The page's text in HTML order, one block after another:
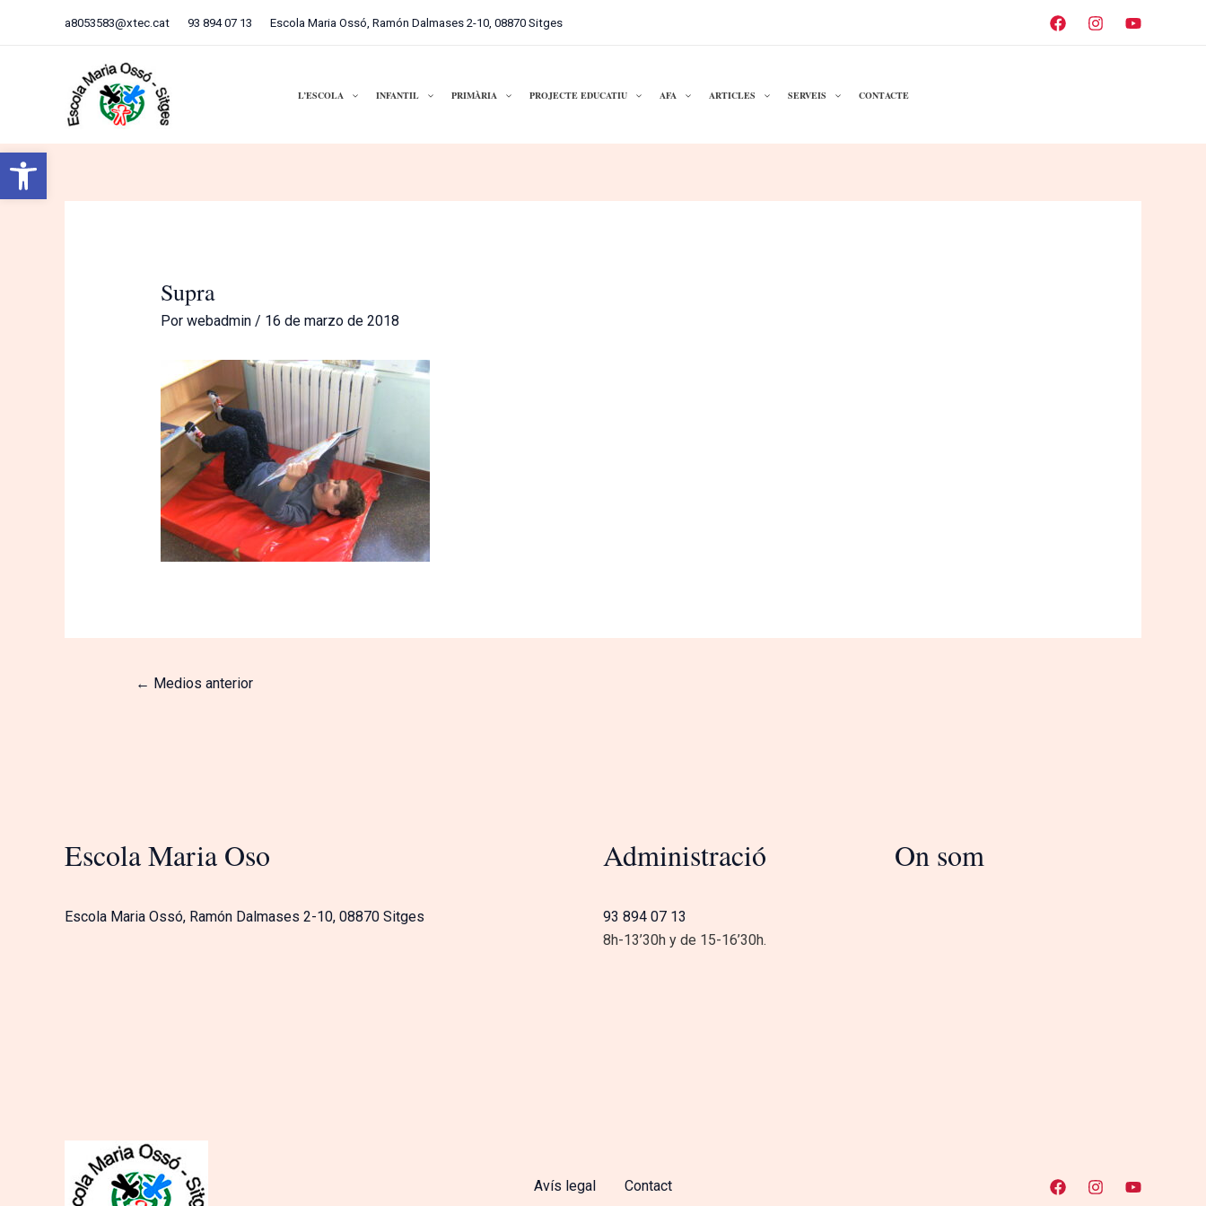
Abrir barra de herramientas
a8053583@xtec.cat 93 894 07 13 Escola Maria Ossó, Ramón Dalmases 2-10, 08870 Sitges
L’ESCOLA INFANTIL PRIMÀRIA PROJECTE EDUCATIU AFA ARTICLES SERVEIS CONTACTE
Supra
Por webadmin / 16 de marzo de 2018
de
← Medios anterior
Escola Maria Oso
Escola Maria Ossó, Ramón Dalmases 2-10, 08870 Sitges
Administració
93 894 07 13
8h-13’30h y de 15-16’30h.
On som
Avís legal Contact